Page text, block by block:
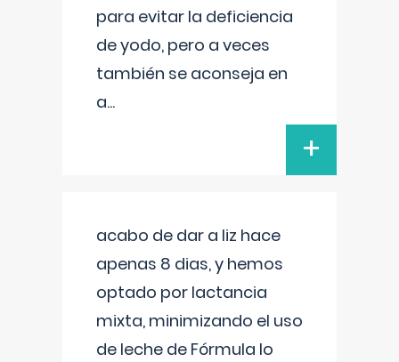
para evitar la deficiencia
de yodo, pero a veces
también se aconseja en
a...
+
acabo de dar a liz hace
apenas 8 dias, y hemos
optado por lactancia
mixta, minimizando el uso
de leche de Fórmula lo